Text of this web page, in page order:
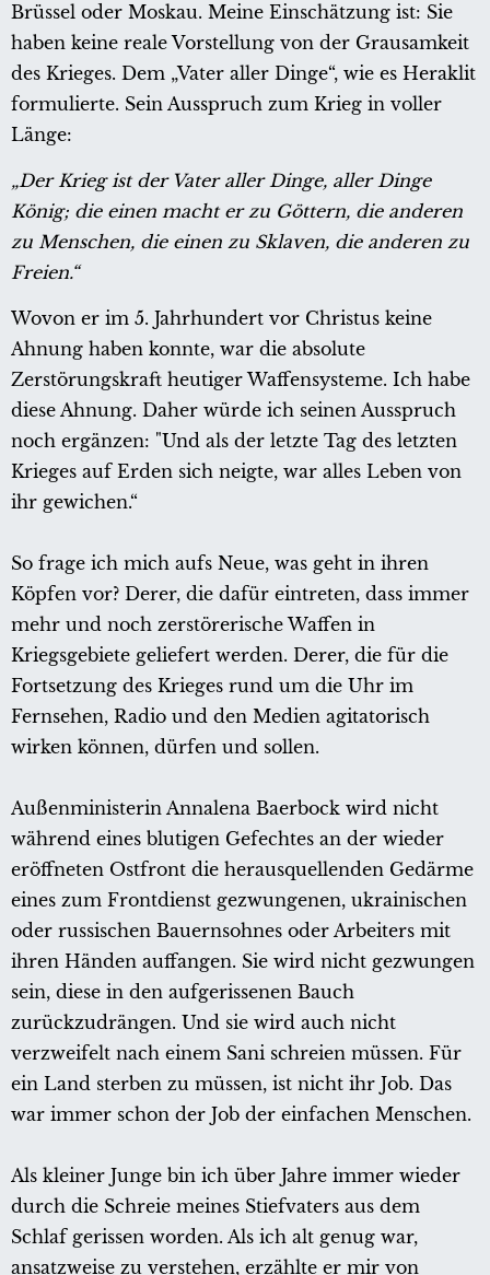
Brüssel oder Moskau. Meine Einschätzung ist: Sie
haben keine reale Vorstellung von der Grausamkeit
des Krieges. Dem „Vater aller Dinge“, wie es Heraklit
formulierte. Sein Ausspruch zum Krieg in voller
Länge:
„Der Krieg ist der Vater aller Dinge, aller Dinge
König; die einen macht er zu Göttern, die anderen
zu Menschen, die einen zu Sklaven, die anderen zu
Freien.“
Wovon er im 5. Jahrhundert vor Christus keine
Ahnung haben konnte, war die absolute
Zerstörungskraft heutiger Waffensysteme. Ich habe
diese Ahnung. Daher würde ich seinen Ausspruch
noch ergänzen: "Und als der letzte Tag des letzten
Krieges auf Erden sich neigte, war alles Leben von
ihr gewichen.“
So frage ich mich aufs Neue, was geht in ihren
Köpfen vor? Derer, die dafür eintreten, dass immer
mehr und noch zerstörerische Waffen in
Kriegsgebiete geliefert werden. Derer, die für die
Fortsetzung des Krieges rund um die Uhr im
Fernsehen, Radio und den Medien agitatorisch
wirken können, dürfen und sollen.
Außenministerin Annalena Baerbock wird nicht
während eines blutigen Gefechtes an der wieder
eröffneten Ostfront die herausquellenden Gedärme
eines zum Frontdienst gezwungenen, ukrainischen
oder russischen Bauernsohnes oder Arbeiters mit
ihren Händen auffangen. Sie wird nicht gezwungen
sein, diese in den aufgerissenen Bauch
zurückzudrängen. Und sie wird auch nicht
verzweifelt nach einem Sani schreien müssen. Für
ein Land sterben zu müssen, ist nicht ihr Job. Das
war immer schon der Job der einfachen Menschen.
Als kleiner Junge bin ich über Jahre immer wieder
durch die Schreie meines Stiefvaters aus dem
Schlaf gerissen worden. Als ich alt genug war,
ansatzweise zu verstehen, erzählte er mir von